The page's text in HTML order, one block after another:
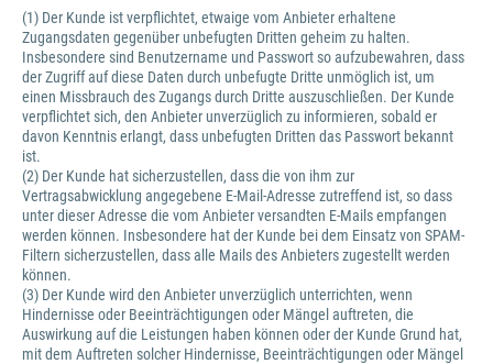
(1) Der Kunde ist verpflichtet, etwaige vom Anbieter erhaltene
Zugangsdaten gegenüber unbefugten Dritten geheim zu halten.
Insbesondere sind Benutzername und Passwort so aufzubewahren, dass
der Zugriff auf diese Daten durch unbefugte Dritte unmöglich ist, um
einen Missbrauch des Zugangs durch Dritte auszuschließen. Der Kunde
verpflichtet sich, den Anbieter unverzüglich zu informieren, sobald er
davon Kenntnis erlangt, dass unbefugten Dritten das Passwort bekannt
ist.
(2) Der Kunde hat sicherzustellen, dass die von ihm zur
Vertragsabwicklung angegebene E-Mail-Adresse zutreffend ist, so dass
unter dieser Adresse die vom Anbieter versandten E-Mails empfangen
werden können. Insbesondere hat der Kunde bei dem Einsatz von SPAM-
Filtern sicherzustellen, dass alle Mails des Anbieters zugestellt werden
können.
(3) Der Kunde wird den Anbieter unverzüglich unterrichten, wenn
Hindernisse oder Beeinträchtigungen oder Mängel auftreten, die
Auswirkung auf die Leistungen haben können oder der Kunde Grund hat,
mit dem Auftreten solcher Hindernisse, Beeinträchtigungen oder Mängel